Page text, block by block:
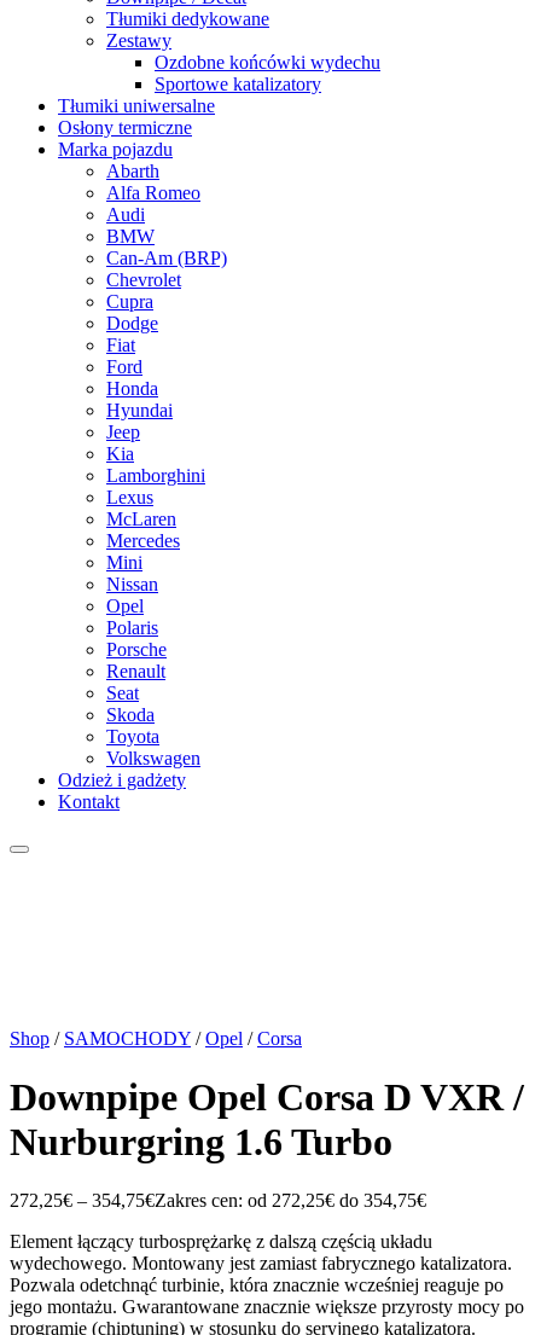
Tłumiki dedykowane
Zestawy
Ozdobne końcówki wydechu
Sportowe katalizatory
Tłumiki uniwersalne
Osłony termiczne
Marka pojazdu
Abarth
Alfa Romeo
Audi
BMW
Can-Am (BRP)
Chevrolet
Cupra
Dodge
Fiat
Ford
Honda
Hyundai
Jeep
Kia
Lamborghini
Lexus
McLaren
Mercedes
Mini
Nissan
Opel
Polaris
Porsche
Renault
Seat
Skoda
Toyota
Volkswagen
Odzież i gadżety
Kontakt
Shop / SAMOCHODY / Opel / Corsa
Downpipe Opel Corsa D VXR /
Nurburgring 1.6 Turbo
272,25€ – 354,75€Zakres cen: od 272,25€ do 354,75€
Element łączący turbosprężarkę z dalszą częścią układu
wydechowego. Montowany jest zamiast fabrycznego katalizatora.
Pozwala odetchnąć turbinie, która znacznie wcześniej reaguje po
jego montażu. Gwarantowane znacznie większe przyrosty mocy po
programie (chiptuning) w stosunku do seryjnego katalizatora.